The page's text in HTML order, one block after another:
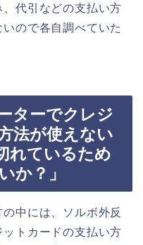
代引などの支払い方
ので各自調べていた
ターでクレジ
法が使えない
れているため
か？」
中には、ソルボ外反
トカードの支払い方